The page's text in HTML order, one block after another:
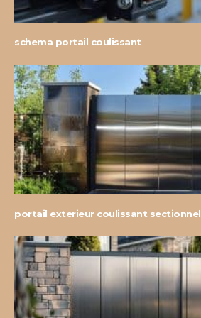
schema portail coulissant
portail exterieur coulissant sectionnel